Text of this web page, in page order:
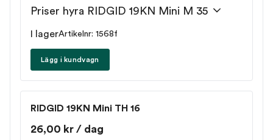
Priser hyra RIDGID 19KN Mini M 35
I lagerArtikelnr: 1568f
Lägg i kundvagn
RIDGID 19KN Mini TH 16
26,00 kr / dag